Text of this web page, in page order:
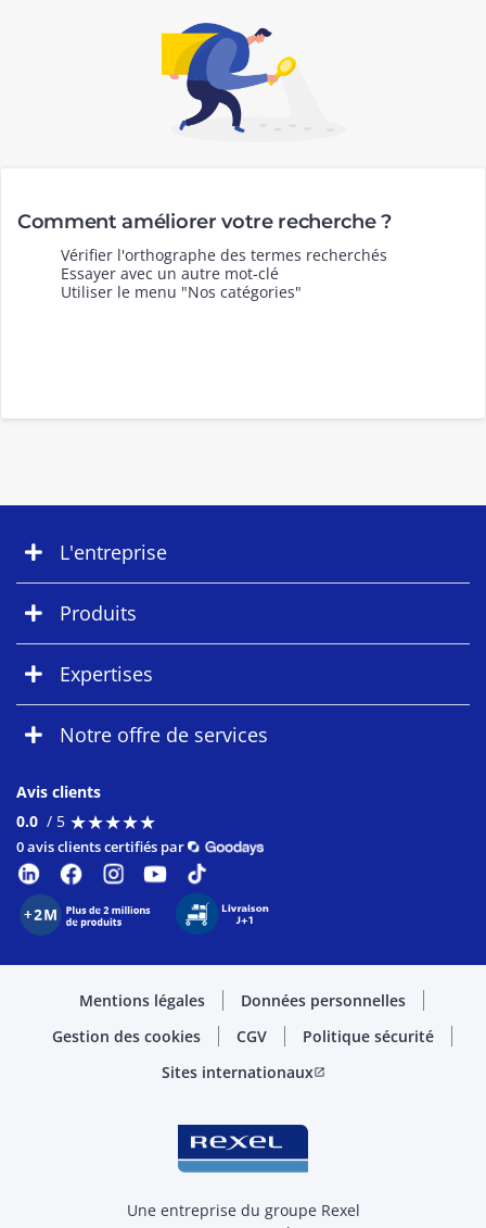
Comment améliorer votre recherche ?
Vérifier l'orthographe des termes recherchés
Essayer avec un autre mot-clé
Utiliser le menu "Nos catégories"
L'entreprise
Produits
Expertises
Notre offre de services
Avis clients
0.0 / 5 ★★★★★
★★★★★
0 avis clients certifiés par
Mentions légales
Données personnelles
Gestion des cookies
CGV
Politique sécurité
Sites internationauxopen_in_new
Une entreprise du groupe Rexel